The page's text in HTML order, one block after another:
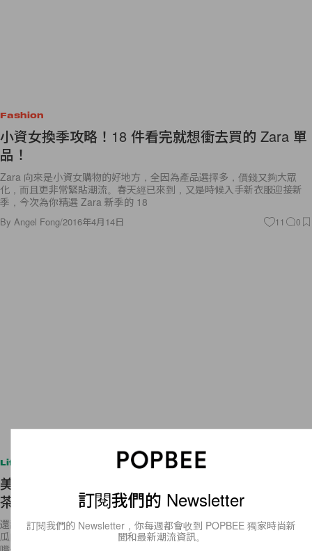
Fashion
小資女換季攻略！18 件看完就想衝去買的 Zara 單
品！
Zara 向來是小資女購物的好地方，全因為產品選擇多，價錢又夠大眾
化，而且更非常緊貼潮流。春天經已來到，又是時候入手新衣服迎接新
季，今次為你精選 Zara 新季的 18
By Angel Fong/2016年4月14日 11 0
Lifestyle
美味 Upgrade！日本 Starbucks 朱古力 Brownie 抹
茶星冰樂元氣復活！
還記得月初的時候，我們向大家介紹過日本 Starbucks 在本月推出哈密
瓜口味星冰樂嗎？不知道各位看了我們的報導之後，是否真的找機會去品
訂閱我們的 Newsletter
訂閱我們的 Newsletter，你每週都會收到 POPBEE 獨家時尚新
聞和最新潮流資訊。